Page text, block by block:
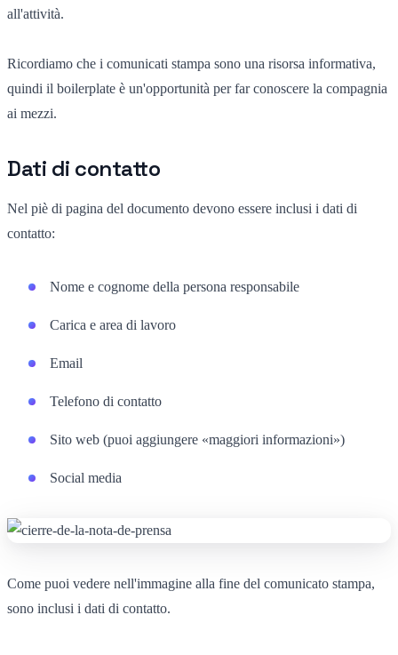
all'attività.
Ricordiamo che i comunicati stampa sono una risorsa informativa,
quindi il boilerplate è un'opportunità per far conoscere la compagnia
ai mezzi.
Dati di contatto
Nel piè di pagina del documento devono essere inclusi i dati di
contatto:
Nome e cognome della persona responsabile
Carica e area di lavoro
Email
Telefono di contatto
Sito web (puoi aggiungere «maggiori informazioni»)
Social media
Come puoi vedere nell'immagine alla fine del comunicato stampa,
sono inclusi i dati di contatto.